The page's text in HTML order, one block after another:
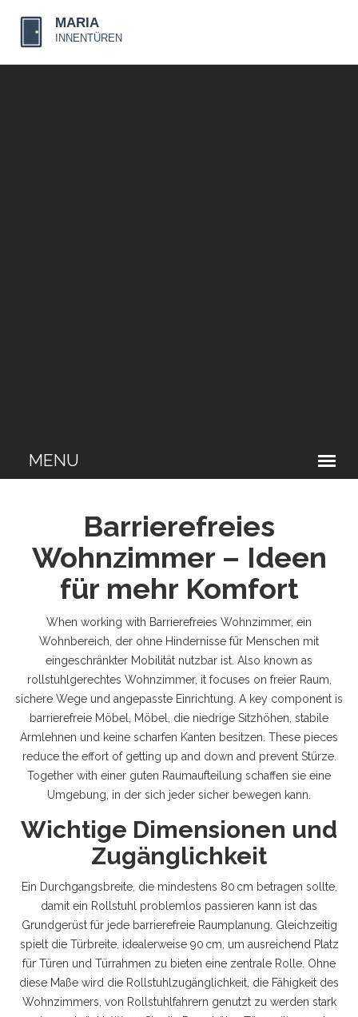
Barrierefreies
Wohnzimmer– Ideen
für mehr Komfort
When working with Barrierefreies Wohnzimmer, ein
Wohnbereich, der ohne Hindernisse für Menschen mit
eingeschränkter Mobilität nutzbar ist . Also known as
rollstuhlgerechtes Wohnzimmer, it focuses on freier Raum,
sichere Wege und angepasste Einrichtung. A key component is
barrierefreie Möbel
Möbel, die niedrige Sitzhöhen, stabile
Armlehnen und keine scharfen Kanten besitzen . These pieces
reduce the effort of getting up and down and prevent Stürze.
Together with einer guten Raumaufteilung schaffen sie eine
Umgebung, in der sich jeder sicher bewegen kann.
Wichtige Dimensionen und
Zugänglichkeit
Ein Durchgangsbreite, die mindestens 80 cm betragen sollte,
damit ein Rollstuhl problemlos passieren kann ist das
Grundgerüst für jede barrierefreie Raumplanung. Gleichzeitig
spielt die Türbreite, idealerweise 90 cm, um ausreichend Platz
für Türen und Türrahmen zu bieten eine zentrale Rolle. Ohne
diese Maße wird die Rollstuhlzugänglichkeit die Fähigkeit des
Wohnzimmers, von Rollstuhlfahrern genutzt zu werden stark